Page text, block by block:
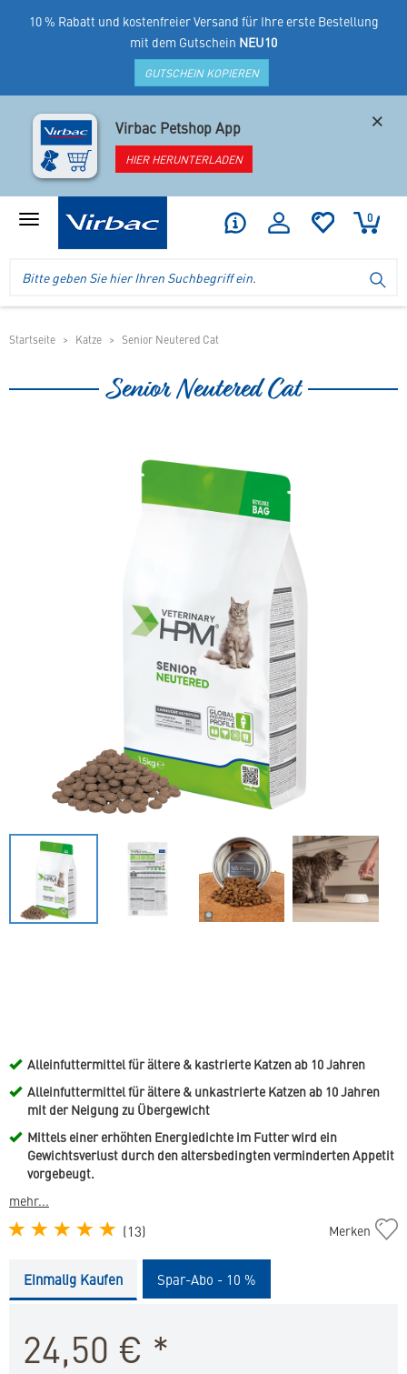
10 % Rabatt und kostenfreier Versand für Ihre erste Bestellung
mit dem Gutschein NEU10
GUTSCHEIN KOPIEREN
Virbac Petshop App
HIER HERUNTERLADEN
×
Produktmenü
Virbac
Ihr
Shop
spezielles
0
Header
mobilen
Startseite Katze Senior Neutered Cat
Senior Neutered Cat
Alleinfuttermittel für ältere & kastrierte Katzen ab 10 Jahren
Alleinfuttermittel für ältere & unkastrierte Katzen ab 10 Jahren
mit der Neigung zu Übergewicht
Mittels einer erhöhten Energiedichte im Futter wird ein
Gewichtsverlust durch den altersbedingten verminderten Appetit
vorgebeugt.
mehr...
(13)
Senior
Merken
Einmalig Kaufen Spar-Abo - 10 %
24,50 € *